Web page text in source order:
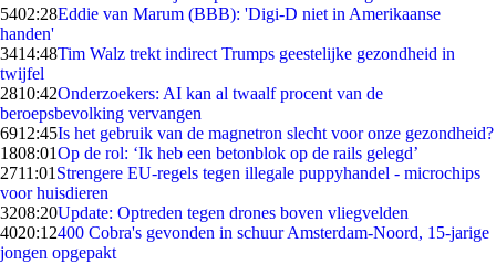
5402:28Eddie van Marum (BBB): 'Digi-D niet in Amerikaanse
handen'
3414:48Tim Walz trekt indirect Trumps geestelijke gezondheid in
twijfel
2810:42Onderzoekers: AI kan al twaalf procent van de
beroepsbevolking vervangen
6912:45Is het gebruik van de magnetron slecht voor onze gezondheid?
1808:01Op de rol: ‘Ik heb een betonblok op de rails gelegd’
2711:01 Strengere EU-regels tegen illegale puppyhandel - microchips
voor huisdieren
3208:20Update: Optreden tegen drones boven vliegvelden
4020:12400 Cobra's gevonden in schuur Amsterdam-Noord, 15-jarige
jongen opgepakt